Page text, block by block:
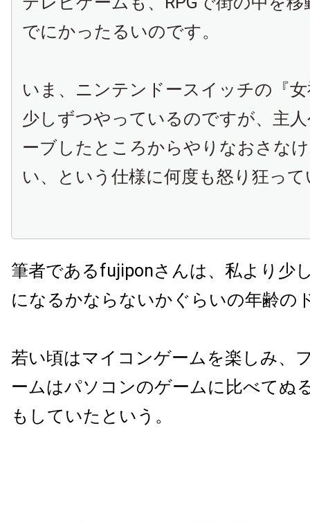
でにかったるいのです。
いま、ニンテンドースイッチの『
少しずつやっているのですが、主
ーブしたところからやりなおさな
い、という仕様に何度も怒り狂っ
筆者であるfujiponさんは、私より少
になるかならないかぐらいの年齢の
若い頃はマイコンゲームを楽しみ、
ームはパソコンのゲームに比べてぬ
もしていたという。